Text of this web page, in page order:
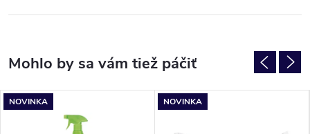
NOVINKA NOVINKA